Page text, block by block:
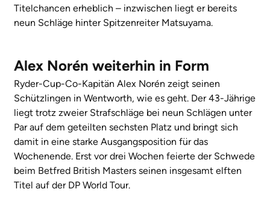
Titelchancen erheblich – inzwischen liegt er bereits
neun Schläge hinter Spitzenreiter Matsuyama.
Alex Norén weiterhin in Form
Ryder-Cup-Co-Kapitän Alex Norén zeigt seinen
Schützlingen in Wentworth, wie es geht. Der 43-Jährige
liegt trotz zweier Strafschläge bei neun Schlägen unter
Par auf dem geteilten sechsten Platz und bringt sich
damit in eine starke Ausgangsposition für das
Wochenende. Erst vor drei Wochen feierte der Schwede
beim Betfred British Masters seinen insgesamt elften
Titel auf der DP World Tour.